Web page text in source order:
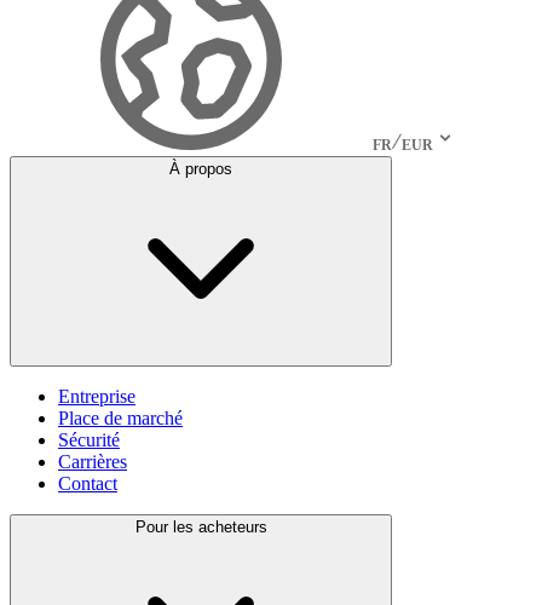
FR EUR
À propos
Entreprise
Place de marché
Sécurité
Carrières
Contact
Pour les acheteurs